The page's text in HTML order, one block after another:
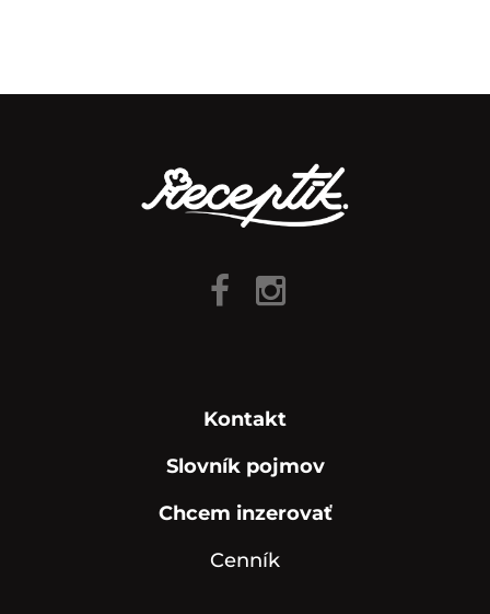
Kontakt
Slovník pojmov
Chcem inzerovať
Cenník